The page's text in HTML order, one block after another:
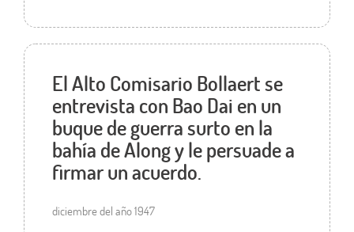
El Alto Comisario Bollaert se
entrevista con Bao Dai en un
buque de guerra surto en la
bahía de Along y le persuade a
firmar un acuerdo.
diciembre del año 1947